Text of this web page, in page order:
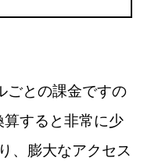
ごとの課金ですの
すると非常に少
、膨大なアクセス